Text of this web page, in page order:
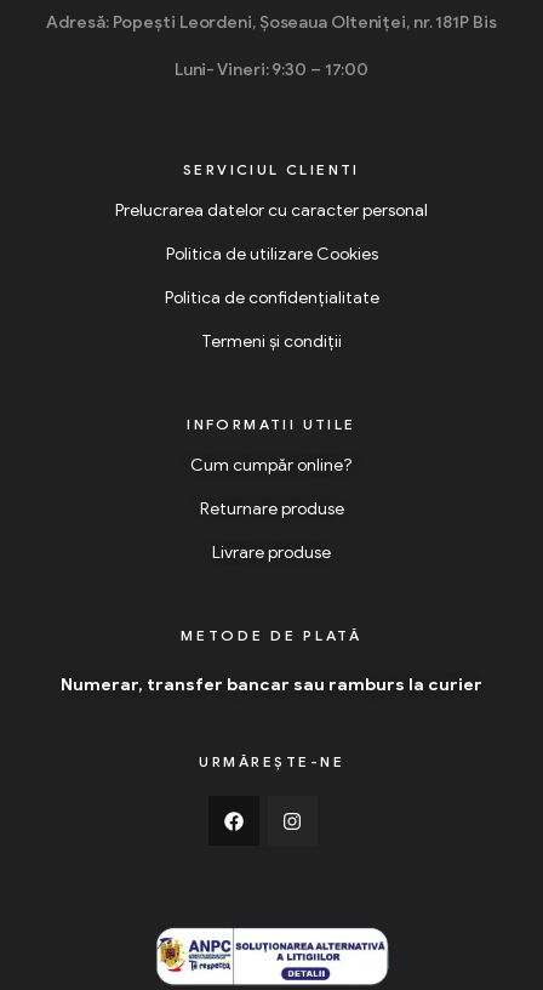
Adresă: Popești Leordeni, Șoseaua Olteniței, nr. 181P Bis
Luni- Vineri: 9:30 – 17:00
SERVICIUL CLIENTI
Prelucrarea datelor cu caracter personal
Politica de utilizare Cookies
Politica de confidențialitate
Termeni și condiții
INFORMATII UTILE
Cum cumpăr online?
Returnare produse
Livrare produse
METODE DE PLATĂ
Numerar, transfer bancar sau ramburs la curier
URMĂREȘTE-NE